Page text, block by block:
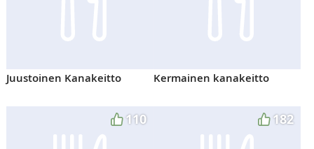
Juustoinen Kanakeitto Kermainen kanakeitto
110 182